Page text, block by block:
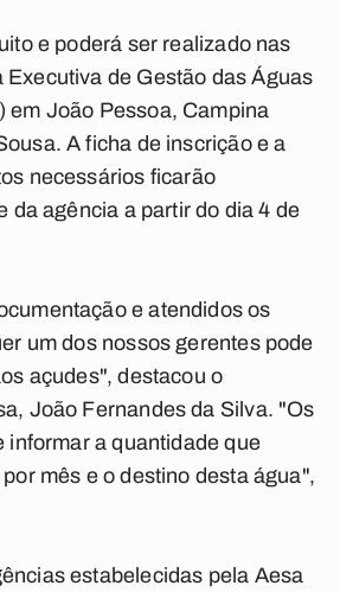
e poderá ser realizado nas
Executiva de Gestão das Águas
em João Pessoa, Campina
A ficha de inscrição e a
necessários ficarão
da agência a partir do dia 4 de
e atendidos os
um dos nossos gerentes pode
açudes", destacou o
João Fernandes da Silva. "Os
informar a quantidade que
mês e o destino desta água",
estabelecidas pela Aesa